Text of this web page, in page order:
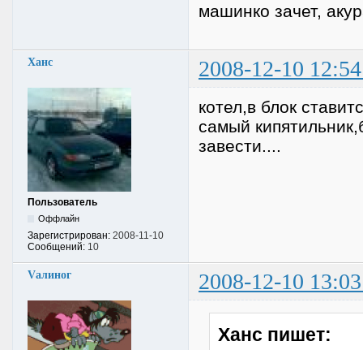
машинко зачет,
Ханс 2008-12-10
Пользователь
Оффлайн
Зарегистрирован: 2008-11-10
Сообщений: 10
котел,в блок
самый
завести....
Vалиног 2008-12-10
Ханс пишет: